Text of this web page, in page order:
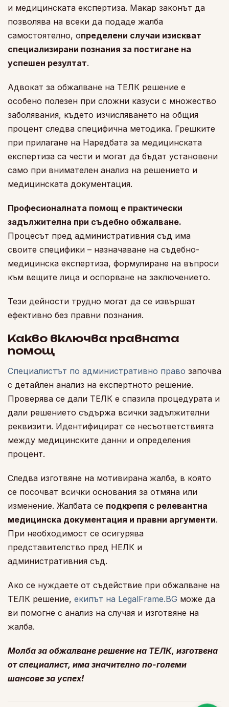
и медицинската експертиза. Макар законът да
позволява на всеки да подаде жалба
самостоятелно, определени случаи изискват
специализирани познания за постигане на
успешен резултат.
Адвокат за обжалване на ТЕЛК решение е
особено полезен при сложни казуси с множество
заболявания, където изчисляването на общия
процент следва специфична методика. Грешките
при прилагане на Наредбата за медицинската
експертиза са чести и могат да бъдат установени
само при внимателен анализ на решението и
медицинската документация.
Професионалната помощ е практически
задължителна при съдебно обжалване.
Процесът пред административния съд има
своите специфики – назначаване на съдебно-
медицинска експертиза, формулиране на въпроси
към вещите лица и оспорване на заключението.
Тези дейности трудно могат да се извършат
ефективно без правни познания.
Какво включва правната
помощ
Специалистът по административно право започва
с детайлен анализ на експертното решение.
Проверява се дали ТЕЛК е спазила процедурата и
дали решението съдържа всички задължителни
реквизити. Идентифицират се несъответствията
между медицинските данни и определения
процент.
Следва изготвяне на мотивирана жалба, в която
се посочват всички основания за отмяна или
изменение. Жалбата се подкрепя с релевантна
медицинска документация и правни аргументи.
При необходимост се осигурява
представителство пред НЕЛК и
административния съд.
Ако се нуждаете от съдействие при обжалване на
ТЕЛК решение, екипът на LegalFrame.BG може да
ви помогне с анализ на случая и изготвяне на
жалба.
Молба за обжалване решение на ТЕЛК, изготвена
от специалист, има значително по-големи
шансове за успех!